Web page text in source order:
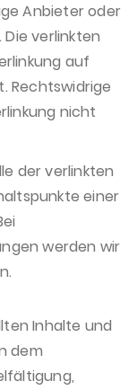
Anbieter oder
verlinkten
auf
Rechtswidrige
nicht
der verlinkten
einer
werden wir
Inhalte und
dem